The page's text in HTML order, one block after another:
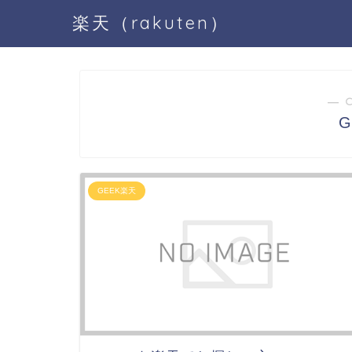
楽天（rakuten）
―
GEEK楽天